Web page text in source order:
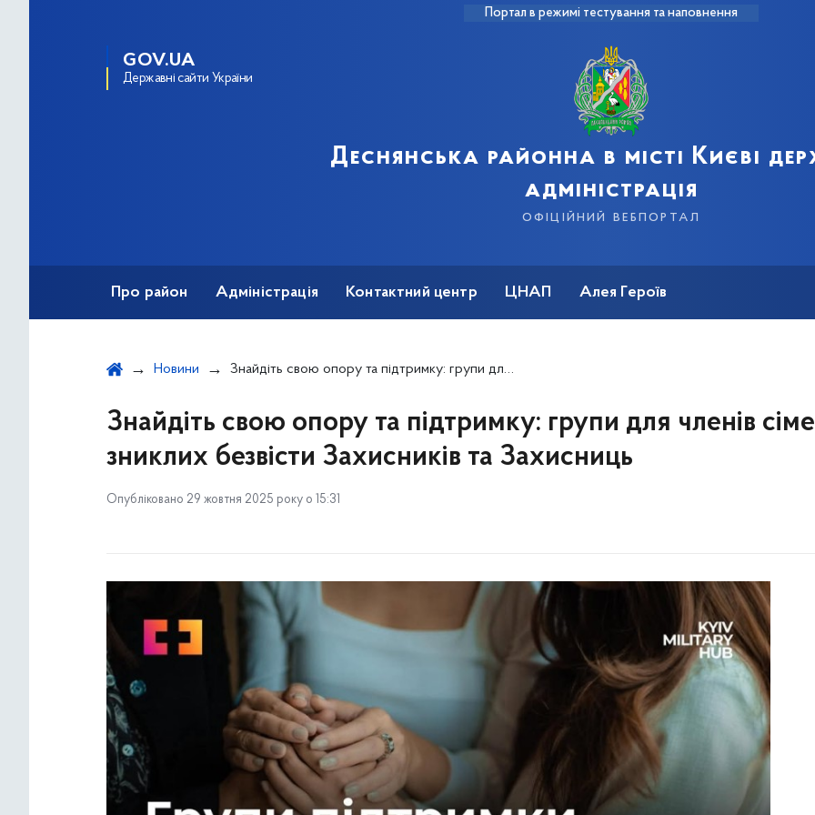
Портал в режимі тестування та наповнення
GOV.UA
Державні сайти України
Деснянська районна в місті Києві
адміністрація
офіційний вебпортал
Про район Адміністрація Контактний центр ЦНАП Алея Героїв
Новини Знайдіть свою опору та підтримку: групи для членів сімей зниклих безвісти Захисників та Захисниць
Знайдіть свою опору та підтримку: групи для членів
зниклих безвісти Захисників та Захисниць
Опубліковано 29 жовтня 2025 року о 15:31